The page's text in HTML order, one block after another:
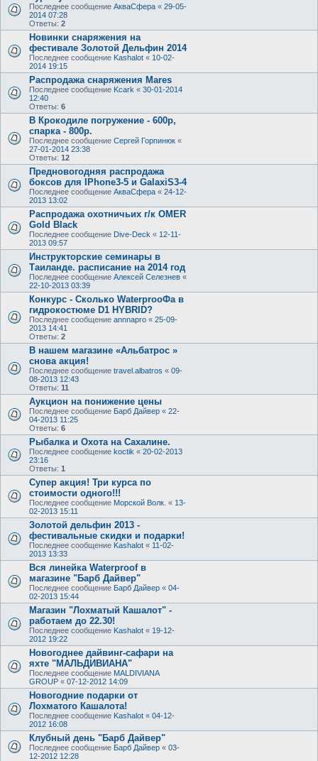
Последнее сообщение АкваСфера « 29-05-
2014 07:28
Ответы: 2
Новинки снаряжения на
фестивале Золотой Дельфин 2014
Последнее сообщение Kashalot « 10-02-
2014 19:15
Распродажа снаряжения Mares
Последнее сообщение Kcark « 30-01-2014
12:40
Ответы: 6
В Крокодиле погружение - 600р,
спарка - 800р.
Последнее сообщение Сергей Горпинюк «
27-01-2014 23:38
Ответы: 12
Предновогодняя распродажа
боксов для IPhone3-5 и GalaxiS3-4
Последнее сообщение АкваСфера « 24-12-
2013 13:02
Распродажа охотничьих г/к OMER
Gold Black
Последнее сообщение Dive-Deck « 12-11-
2013 09:57
Инструкторские семинары в
Таиланде. расписание на 2014 год
Последнее сообщение Алексей Селезнев «
22-10-2013 03:39
Конкурс - Сколько WaterprooФа в
гидрокостюме D1 HYBRID?
Последнее сообщение annnapro « 25-09-
2013 14:41
Ответы: 2
В нашем магазине «Альбатрос »
снова акция!
Последнее сообщение travel.albatros « 09-
08-2013 12:43
Ответы: 11
Аукцион на понижение цены
Последнее сообщение Барб Дайвер « 22-
04-2013 11:25
Ответы: 6
Рыбалка и Охота на Сахалине.
Последнее сообщение koctik « 20-02-2013
23:16
Ответы: 1
Супер акция! Три курса по
стоимости одного!!!
Последнее сообщение Морской Волк. « 13-
02-2013 15:11
Золотой дельфин 2013 -
фестивальные скидки и подарки!
Последнее сообщение Kashalot « 11-02-
2013 13:33
Вся линейка Waterproof в
магазине "Барб Дайвер"
Последнее сообщение Барб Дайвер « 04-
02-2013 15:44
Магазин "Лохматый Кашалот" -
работаем до 22.30!
Последнее сообщение Kashalot « 19-12-
2012 19:22
Новогоднее дайвинг-сафари на
яхте "МАЛЬДИВИАНА"
Последнее сообщение MALDIVIANA
GROUP « 07-12-2012 14:09
Новогодние подарки от
Лохматого Кашалота!
Последнее сообщение Kashalot « 04-12-
2012 16:08
Клубный день "Барб Дайвер"
Последнее сообщение Барб Дайвер « 03-
12-2012 12:28